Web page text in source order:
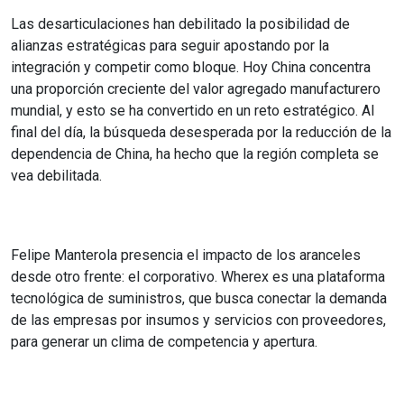
Las desarticulaciones han debilitado la posibilidad de
alianzas estratégicas para seguir apostando por la
integración y competir como bloque. Hoy China concentra
una proporción creciente del valor agregado manufacturero
mundial, y esto se ha convertido en un reto estratégico. Al
final del día, la búsqueda desesperada por la reducción de la
dependencia de China, ha hecho que la región completa se
vea debilitada.
Felipe Manterola presencia el impacto de los aranceles
desde otro frente: el corporativo. Wherex es una plataforma
tecnológica de suministros, que busca conectar la demanda
de las empresas por insumos y servicios con proveedores,
para generar un clima de competencia y apertura.